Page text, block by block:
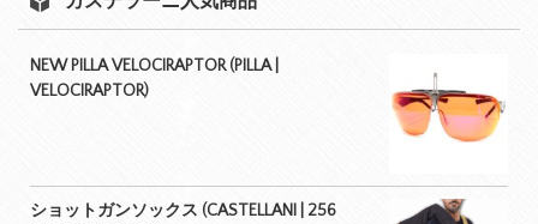
NEW PILLA VELOCIRAPTOR (PILLA |
VELOCIRAPTOR)
ショットガンソックス (CASTELLANI | 256